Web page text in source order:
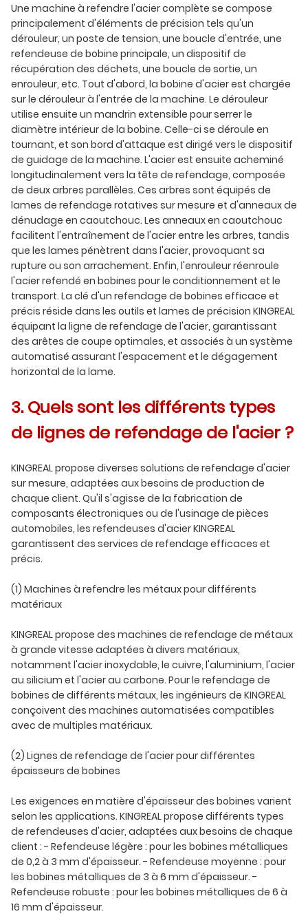
Une machine à refendre l'acier complète se compose
principalement d'éléments de précision tels qu'un
dérouleur, un poste de tension, une boucle d'entrée, une
refendeuse de bobine principale, un dispositif de
récupération des déchets, une boucle de sortie, un
enrouleur, etc. Tout d'abord, la bobine d'acier est chargée
sur le dérouleur à l'entrée de la machine. Le dérouleur
utilise ensuite un mandrin extensible pour serrer le
diamètre intérieur de la bobine. Celle-ci se déroule en
tournant, et son bord d'attaque est dirigé vers le dispositif
de guidage de la machine. L'acier est ensuite acheminé
longitudinalement vers la tête de refendage, composée
de deux arbres parallèles. Ces arbres sont équipés de
lames de refendage rotatives sur mesure et d'anneaux de
dénudage en caoutchouc. Les anneaux en caoutchouc
facilitent l'entraînement de l'acier entre les arbres, tandis
que les lames pénètrent dans l'acier, provoquant sa
rupture ou son arrachement. Enfin, l'enrouleur réenroule
l'acier refendé en bobines pour le conditionnement et le
transport. La clé d'un refendage de bobines efficace et
précis réside dans les outils et lames de précision KINGREAL
équipant la ligne de refendage de l'acier, garantissant
des arêtes de coupe optimales, et associés à un système
automatisé assurant l'espacement et le dégagement
horizontal de la lame.
3. Quels sont les différents types
de lignes de refendage de l'acier ?
KINGREAL propose diverses solutions de refendage d'acier
sur mesure, adaptées aux besoins de production de
chaque client. Qu'il s'agisse de la fabrication de
composants électroniques ou de l'usinage de pièces
automobiles, les refendeuses d'acier KINGREAL
garantissent des services de refendage efficaces et
précis.
(1) Machines à refendre les métaux pour différents
matériaux
KINGREAL propose des machines de refendage de métaux
à grande vitesse adaptées à divers matériaux,
notamment l'acier inoxydable, le cuivre, l'aluminium, l'acier
au silicium et l'acier au carbone. Pour le refendage de
bobines de différents métaux, les ingénieurs de KINGREAL
conçoivent des machines automatisées compatibles
avec de multiples matériaux.
(2) Lignes de refendage de l'acier pour différentes
épaisseurs de bobines
Les exigences en matière d'épaisseur des bobines varient
selon les applications. KINGREAL propose différents types
de refendeuses d'acier, adaptées aux besoins de chaque
client : - Refendeuse légère : pour les bobines métalliques
de 0,2 à 3 mm d'épaisseur. - Refendeuse moyenne : pour
les bobines métalliques de 3 à 6 mm d'épaisseur. -
Refendeuse robuste : pour les bobines métalliques de 6 à
16 mm d'épaisseur.